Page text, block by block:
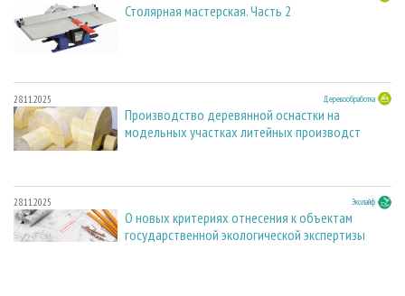
Столярная мастерская. Часть 2
28.11.2025 Деревообработка
Производство деревянной оснастки на
модельных участках литейных производст
28.11.2025 Эколайф
О новых критериях отнесения к объектам
государственной экологической экспертизы